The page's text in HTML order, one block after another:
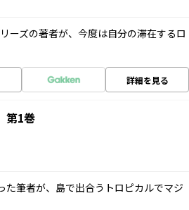
ーズの著者が、今度は自分の滞在するロ
詳細を見る
第1巻
筆者が、島で出合うトロピカルでマジ